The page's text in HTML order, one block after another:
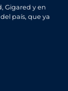
Gigared y en
país, que ya